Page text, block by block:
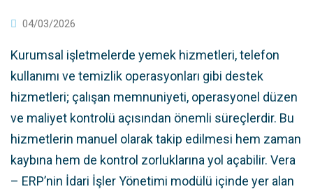
04/03/2026
Kurumsal işletmelerde yemek hizmetleri, telefon
kullanımı ve temizlik operasyonları gibi destek
hizmetleri; çalışan memnuniyeti, operasyonel düzen
ve maliyet kontrolü açısından önemli süreçlerdir. Bu
hizmetlerin manuel olarak takip edilmesi hem zaman
kaybına hem de kontrol zorluklarına yol açabilir. Vera
– ERP’nin İdari İşler Yönetimi modülü içinde yer alan